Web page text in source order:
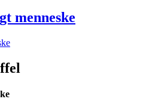
menneske